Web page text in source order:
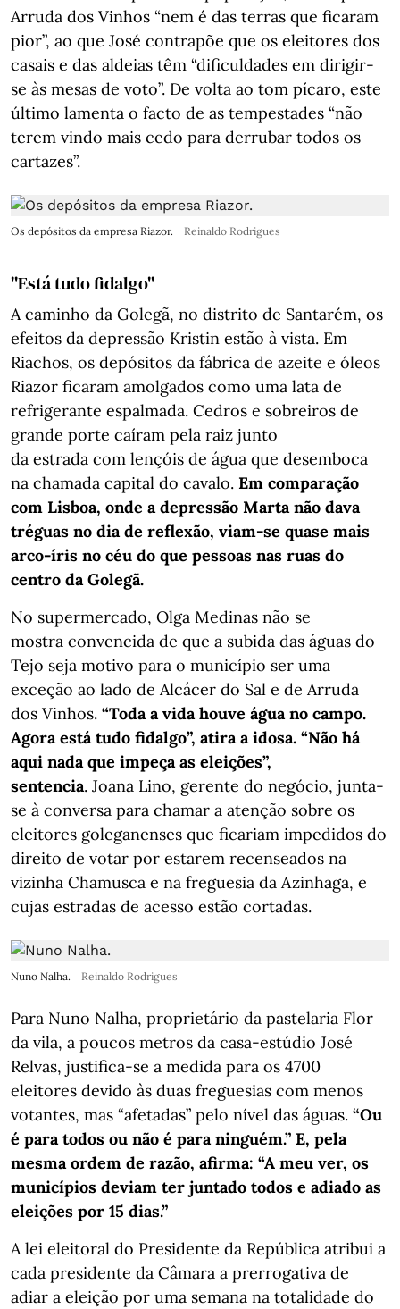
Arruda dos Vinhos “nem é das terras que ficaram
pior”, ao que José contrapõe que os eleitores dos
casais e das aldeias têm “dificuldades em dirigir-
se às mesas de voto”. De volta ao tom pícaro, este
último lamenta o facto de as tempestades “não
terem vindo mais cedo para derrubar todos os
cartazes”.
Os depósitos da empresa Riazor. Reinaldo Rodrigues
"Está tudo fidalgo"
A caminho da Golegã, no distrito de Santarém, os
efeitos da depressão Kristin estão à vista. Em
Riachos, os depósitos da fábrica de azeite e óleos
Riazor ficaram amolgados como uma lata de
refrigerante espalmada. Cedros e sobreiros de
grande porte caíram pela raiz junto
da estrada com lençóis de água que desemboca
na chamada capital do cavalo. Em comparação
com Lisboa, onde a depressão Marta não dava
tréguas no dia de reflexão, viam-se quase mais
arco-íris no céu do que pessoas nas ruas do
centro da Golegã.
No supermercado, Olga Medinas não se
mostra convencida de que a subida das águas do
Tejo seja motivo para o município ser uma
exceção ao lado de Alcácer do Sal e de Arruda
dos Vinhos. “Toda a vida houve água no campo.
Agora está tudo fidalgo”, atira a idosa. “Não há
aqui nada que impeça as eleições”,
sentencia. Joana Lino, gerente do negócio, junta-
se à conversa para chamar a atenção sobre os
eleitores goleganenses que ficariam impedidos do
direito de votar por estarem recenseados na
vizinha Chamusca e na freguesia da Azinhaga, e
cujas estradas de acesso estão cortadas.
Nuno Nalha. Reinaldo Rodrigues
Para Nuno Nalha, proprietário da pastelaria Flor
da vila, a poucos metros da casa-estúdio José
Relvas, justifica-se a medida para os 4700
eleitores devido às duas freguesias com menos
votantes, mas “afetadas” pelo nível das águas. “Ou
é para todos ou não é para ninguém.” E, pela
mesma ordem de razão, afirma: “A meu ver, os
municípios deviam ter juntado todos e adiado as
eleições por 15 dias.”
A lei eleitoral do Presidente da República atribui a
cada presidente da Câmara a prerrogativa de
adiar a eleição por uma semana na totalidade do